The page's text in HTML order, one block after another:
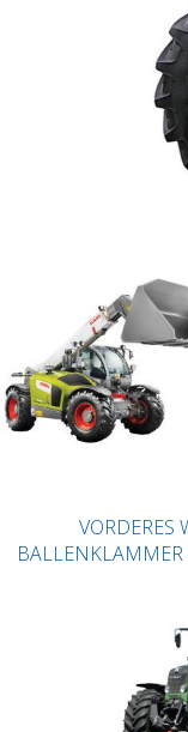
VORDERES
BALLENKLAMMER